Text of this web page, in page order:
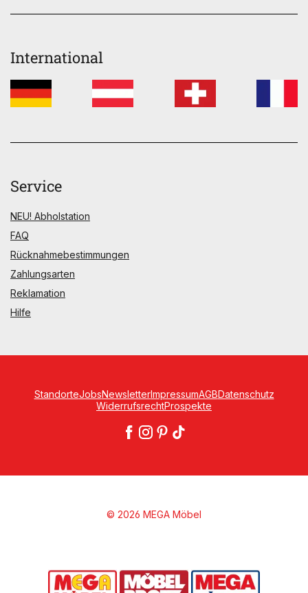
International
Service
NEU! Abholstation
FAQ
Rücknahmebestimmungen
Zahlungsarten
Reklamation
Hilfe
StandorteJobsNewsletterImpressumAGBDatenschutz
WiderrufsrechtProspekte
© 2026 MEGA Möbel